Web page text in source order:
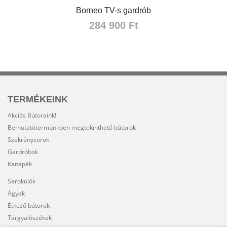
Borneo TV-s gardrób
284 900 Ft
TERMÉKEINK
Akciós Bútoraink!
Bemutatótermünkben megtekinthető bútorok
Szekrénysorok
Gardróbok
Kanapék
Sarokülők
Ágyak
Étkező bútorok
Tárgyalószékek